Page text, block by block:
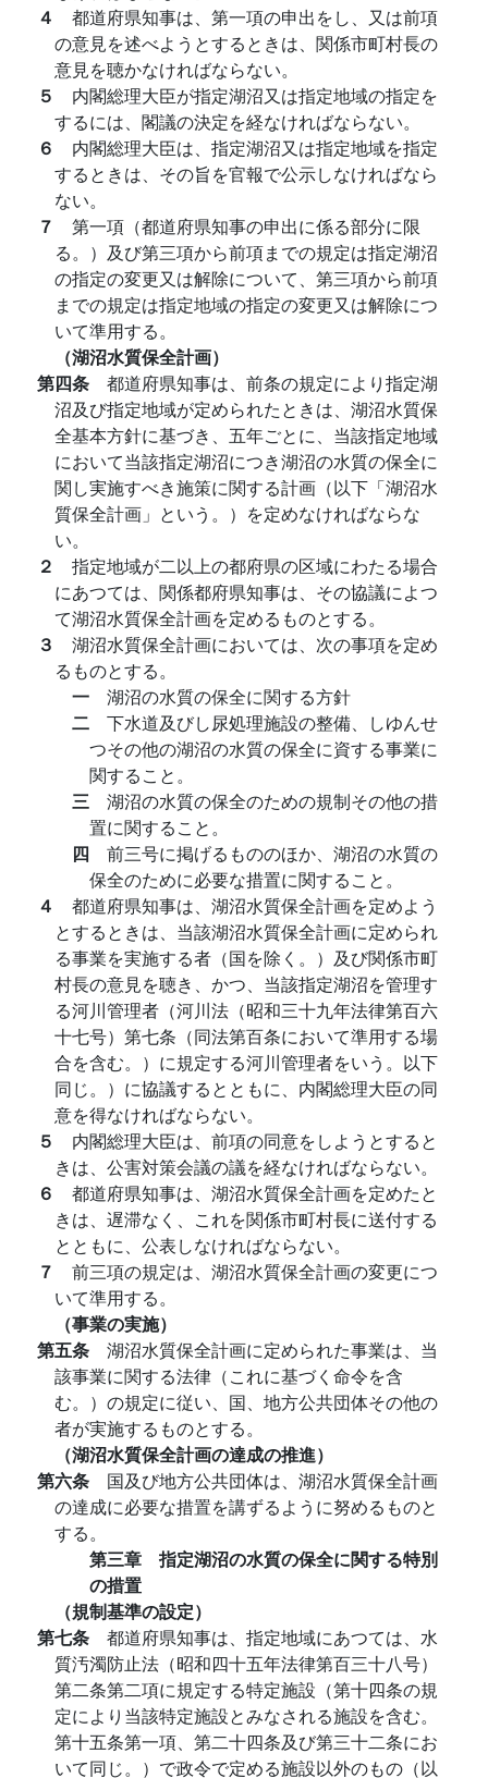
４ 都道府県知事は、第一項の申出をし、又は前項
の意見を述べようとするときは、関係市町村長の
意見を聴かなければならない。
５ 内閣総理大臣が指定湖沼又は指定地域の指定を
するには、閣議の決定を経なければならない。
６ 内閣総理大臣は、指定湖沼又は指定地域を指定
するときは、その旨を官報で公示しなければなら
ない。
７ 第一項（都道府県知事の申出に係る部分に限
る。）及び第三項から前項までの規定は指定湖沼
の指定の変更又は解除について、第三項から前項
までの規定は指定地域の指定の変更又は解除につ
いて準用する。
（湖沼水質保全計画）
第四条 都道府県知事は、前条の規定により指定湖
沼及び指定地域が定められたときは、湖沼水質保
全基本方針に基づき、五年ごとに、当該指定地域
において当該指定湖沼につき湖沼の水質の保全に
関し実施すべき施策に関する計画（以下「湖沼水
質保全計画」という。）を定めなければならな
い。
２ 指定地域が二以上の都府県の区域にわたる場合
にあつては、関係都府県知事は、その協議によつ
て湖沼水質保全計画を定めるものとする。
３ 湖沼水質保全計画においては、次の事項を定め
るものとする。
一 湖沼の水質の保全に関する方針
二 下水道及びし尿処理施設の整備、しゆんせ
つその他の湖沼の水質の保全に資する事業に
関すること。
三 湖沼の水質の保全のための規制その他の措
置に関すること。
四 前三号に掲げるもののほか、湖沼の水質の
保全のために必要な措置に関すること。
４ 都道府県知事は、湖沼水質保全計画を定めよう
とするときは、当該湖沼水質保全計画に定められ
る事業を実施する者（国を除く。）及び関係市町
村長の意見を聴き、かつ、当該指定湖沼を管理す
る河川管理者（河川法（昭和三十九年法律第百六
十七号）第七条（同法第百条において準用する場
合を含む。）に規定する河川管理者をいう。以下
同じ。）に協議するとともに、内閣総理大臣の同
意を得なければならない。
５ 内閣総理大臣は、前項の同意をしようとすると
きは、公害対策会議の議を経なければならない。
６ 都道府県知事は、湖沼水質保全計画を定めたと
きは、遅滞なく、これを関係市町村長に送付する
とともに、公表しなければならない。
７ 前三項の規定は、湖沼水質保全計画の変更につ
いて準用する。
（事業の実施）
第五条 湖沼水質保全計画に定められた事業は、当
該事業に関する法律（これに基づく命令を含
む。）の規定に従い、国、地方公共団体その他の
者が実施するものとする。
（湖沼水質保全計画の達成の推進）
第六条 国及び地方公共団体は、湖沼水質保全計画
の達成に必要な措置を講ずるように努めるものと
する。
第三章 指定湖沼の水質の保全に関する特別
の措置
（規制基準の設定）
第七条 都道府県知事は、指定地域にあつては、水
質汚濁防止法（昭和四十五年法律第百三十八号）
第二条第二項に規定する特定施設（第十四条の規
定により当該特定施設とみなされる施設を含む。
第十五条第一項、第二十四条及び第三十二条にお
いて同じ。）で政令で定める施設以外のもの（以